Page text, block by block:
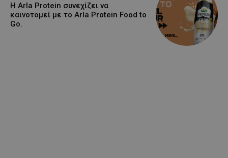
Η Arla Protein συνεχίζει να
καινοτομεί με το Arla Protein Food to
Go.